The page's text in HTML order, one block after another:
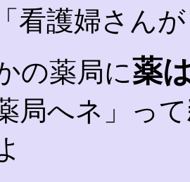
看護婦さんが
の薬局に薬
局へネ」って